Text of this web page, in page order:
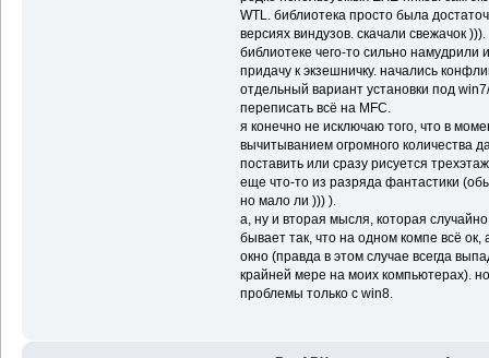
WTL. библиотека просто была
версиях виндузов. скачали свежачок
библиотеке чего-то сильно намудрили
придачу к экзешничку. начались
отдельный вариант установки под
переписать всё на MFC.
я конечно не исключаю того, что в
вычитыванием огромного количества
поставить или сразу рисуется
еще что-то из разряда фантастики
но мало ли ))) ).
а, ну и вторая мысля, которая
бывает так, что на одном компе всё
окно (правда в этом случае всегда
крайней мере на моих компьютерах).
проблемы только с win8.